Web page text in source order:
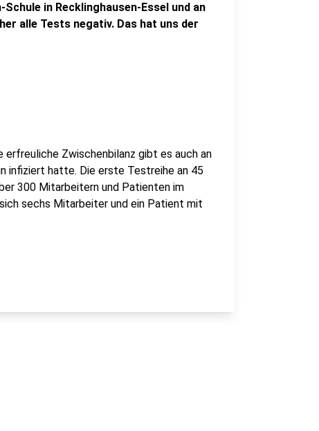
in Recklinghausen-Essel und an
alle Tests negativ. Das hat uns der
erfreuliche Zwischenbilanz gibt es auch an
infiziert hatte. Die erste Testreihe an 45
300 Mitarbeitern und Patienten im
sechs Mitarbeiter und ein Patient mit